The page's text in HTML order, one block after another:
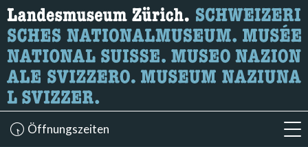
Wonach suchen Sie?
Hier können Sie nach Inhalten der Seite suchen.
Öffnungszeiten